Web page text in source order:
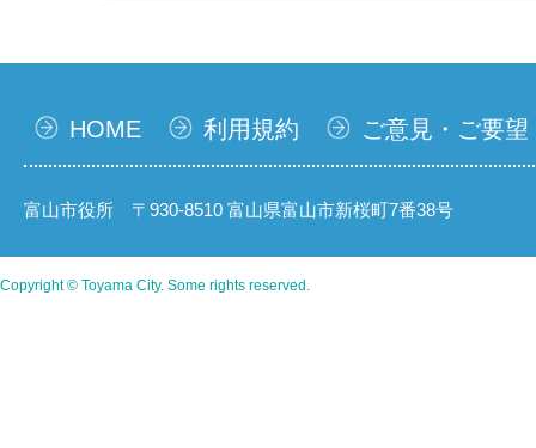
HOME 利用規約 ご意見・ご要望
富山市役所 〒930-8510 富山県富山市新桜町7番38号
Copyright © Toyama City. Some rights reserved.